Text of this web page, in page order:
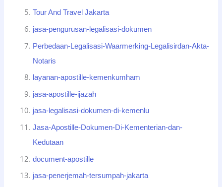
Tour And Travel Jakarta
jasa-pengurusan-legalisasi-dokumen
Perbedaan-Legalisasi-Waarmerking-Legalisirdan-Akta-
Notaris
layanan-apostille-kemenkumham
jasa-apostille-ijazah
jasa-legalisasi-dokumen-di-kemenlu
Jasa-Apostille-Dokumen-Di-Kementerian-dan-
Kedutaan
document-apostille
jasa-penerjemah-tersumpah-jakarta